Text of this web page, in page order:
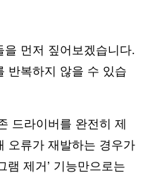
먼저 짚어보겠습니다.
반복하지 않을 수 있습
드라이버를 완전히 제
오류가 재발하는 경우가
램 제거’ 기능만으로는